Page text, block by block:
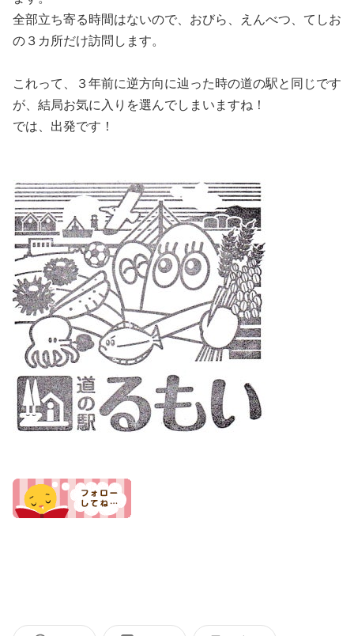
全部立ち寄る時間はないので、おびら、えんべつ、てしお
の３カ所だけ訪問します。
これって、３年前に逆方向に辿った時の道の駅と同じです
が、結局お気に入りを選んでしまいますね！
では、出発です！